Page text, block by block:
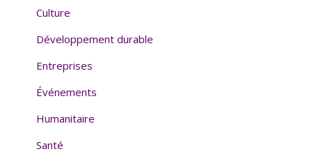
Culture
Développement durable
Entreprises
Événements
Humanitaire
Santé